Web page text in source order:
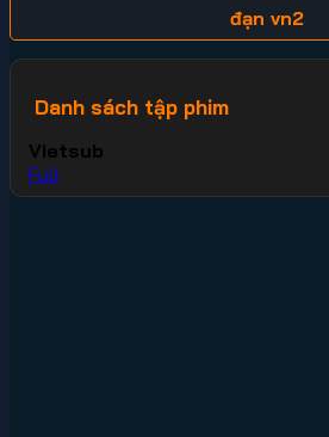
đạn vn2
Danh sách tập phim
Vietsub
Full